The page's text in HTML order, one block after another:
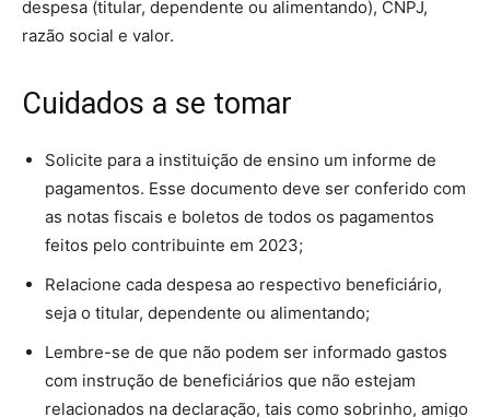
despesa (titular, dependente ou alimentando), CNPJ,
razão social e valor.
Cuidados a se tomar
Solicite para a instituição de ensino um informe de
pagamentos. Esse documento deve ser conferido com
as notas fiscais e boletos de todos os pagamentos
feitos pelo contribuinte em 2023;
Relacione cada despesa ao respectivo beneficiário,
seja o titular, dependente ou alimentando;
Lembre-se de que não podem ser informado gastos
com instrução de beneficiários que não estejam
relacionados na declaração, tais como sobrinho, amigo